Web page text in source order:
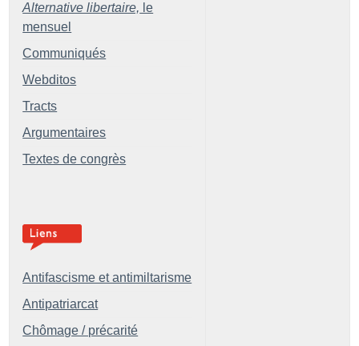
Alternative libertaire, le
mensuel
Communiqués
Webditos
Tracts
Argumentaires
Textes de congrès
Antifascisme et antimiltarisme
Antipatriarcat
Chômage / précarité